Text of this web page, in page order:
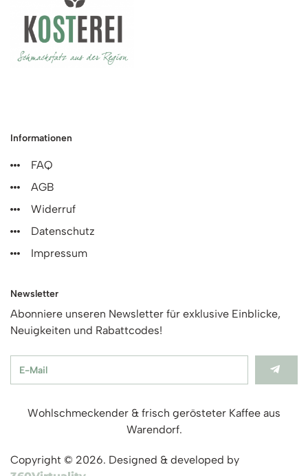
Informationen
FAQ
AGB
Widerruf
Datenschutz
Impressum
Newsletter
Abonniere unseren Newsletter für exklusive Einblicke,
Neuigkeiten und Rabattcodes!
Wohlschmeckender & frisch gerösteter Kaffee aus
Warendorf.
Copyright © 2026. Designed & developed by